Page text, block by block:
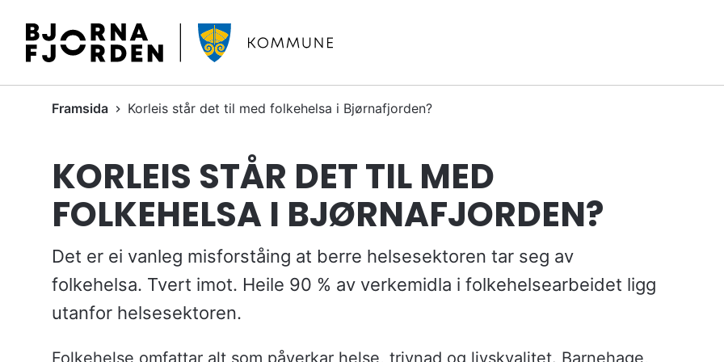
B
D
r
h
r
:
Framsida Korleis står det til med folkehelsa i Bjørnafjorden?
KORLEIS STÅR DET TIL MED
FOLKEHELSA I BJØRNAFJORDEN?
Det er ei vanleg misforståing at berre helsesektoren tar seg av
folkehelsa. Tvert imot. Heile 90 % av verkemidla i folkehelsearbeidet ligg
utanfor helsesektoren.
Folkehelse omfattar alt som påverkar helse, trivnad og livskvalitet. Barnehage,